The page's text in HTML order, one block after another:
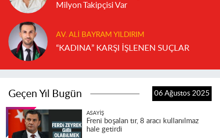
Milyon Takipçisi Var
AV. ALI BAYRAM YILDIRIM
“KADINA” KARŞI İŞLENEN SUÇLAR
Geçen Yıl Bugün 06 Ağustos 2025
ASAYIŞ
Freni boşalan tır, 8 aracı kullanılmaz
hale getirdi